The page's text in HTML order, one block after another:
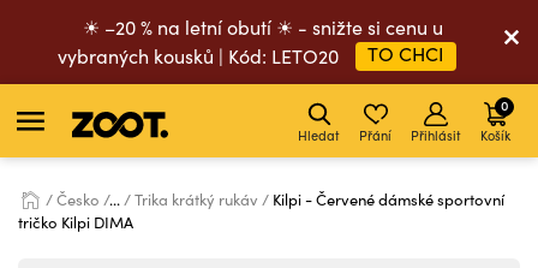
☀ –20 % na letní obutí ☀ - snižte si cenu u
vybraných kousků | Kód: LETO20
TO CHCI
Hledat Přání Přihlásit Košík
0
Česko ... Trika krátký rukáv
Kilpi - Červené dámské sportovní
tričko Kilpi DIMA